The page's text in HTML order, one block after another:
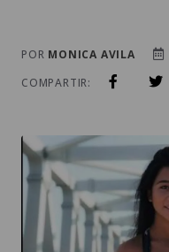
POR MONICA AVILA
COMPARTIR: